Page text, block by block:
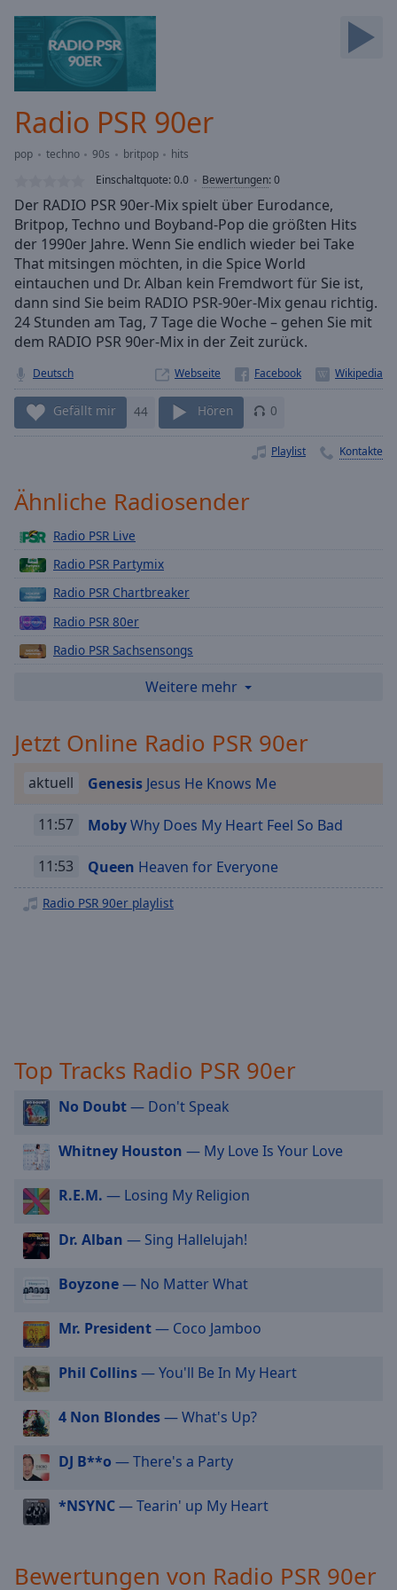
Mute
Current
Loaded:
Stream
TypeLIVE
Seek to
currently
behind
live
Remaining
Time-
1x
Playback
Rate
Chapters
Descriptions
descriptions
selected
settings
subtitles
selected
Picture-
dialog
window.
Escape
cancel
and
close
window.
Text
Color
Text
Background
Radio PSR 90er
pop techno 90s britpop
hits
Einschaltquote:0.0 Bewertungen:0
Der RADIO PSR 90er-Mix spielt über Eurodance,
Britpop, Techno und Boyband-Pop die größten Hits
der 1990er Jahre. Wenn Sie endlich wieder bei Take
That mitsingen möchten, in die Spice World
eintauchen und Dr. Alban kein Fremdwort für Sie ist,
dann sind Sie beim RADIO PSR-90er-Mix genau richtig.
24 Stunden am Tag, 7 Tage die Woche – gehen Sie mit
dem RADIO PSR 90er-Mix in der Zeit zurück.
Deutsch Webseite
Gefällt mir 44 Hören 0
Playlist Kontakte
Ähnliche Radiosender
Radio PSR Live
Radio PSR Partymix
Radio PSR Chartbreaker
Radio PSR 80er
Radio PSR Sachsensongs
Radio PSR Sommerhits
Radio PSR Sinnlos-Telefon
Radio PSR Relax
Radio PSR Supermix nonstop
Weitere mehr
Jetzt Online Radio PSR 90er
aktuell Genesis Jesus He Knows Me
11:57 MobyWhy Does My Heart Feel So Bad
11:53 Queen Heaven for Everyone
Radio PSR 90er playlist
Top Tracks Radio PSR 90er
No Doubt— Don't Speak
Whitney Houston — My Love Is Your Love
R.E.M. — Losing My Religion
Dr. Alban — Sing Hallelujah!
Boyzone— No Matter What
Mr. President— Coco Jamboo
Phil Collins— You'll Be In My Heart
4 Non Blondes— What's Up?
DJ B**o — There's a Party
*NSYNC— Tearin' up My Heart
Bewertungen von Radio PSR 90er